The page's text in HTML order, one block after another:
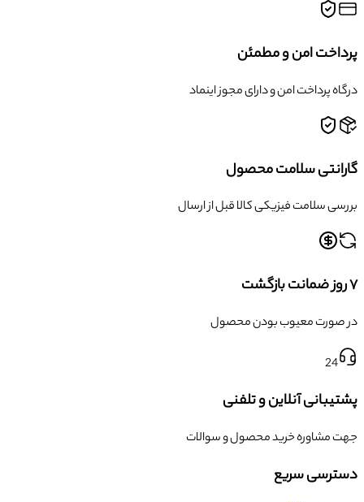
پرداخت امن و مطمئن
درگاه پرداخت امن و دارای مجوز اینماد
گارانتی سلامت محصول
بررسی سلامت فیزیکی کالا قبل از ارسال
۷ روز ضمانت بازگشت
در صورت معیوب بودن محصول
24
پشتیبانی آنلاین و تلفنی
جهت مشاوره خرید محصول و سوالات
دسترسی سریع